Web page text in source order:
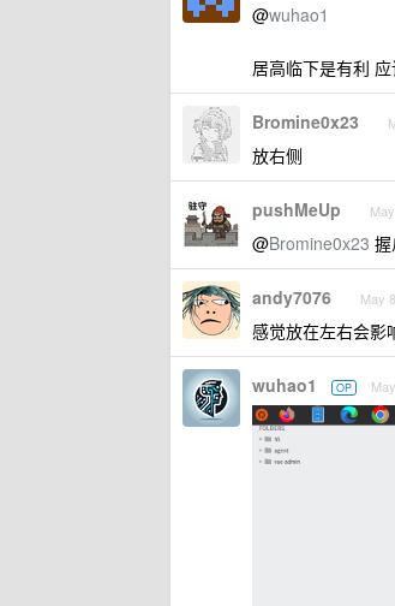
@wuhao1
居高临下是有利
Bromine0x23
放右侧
pushMeUp
@Bromine0x23
andy7076 May
感觉放在左右会影
wuhao1 OP